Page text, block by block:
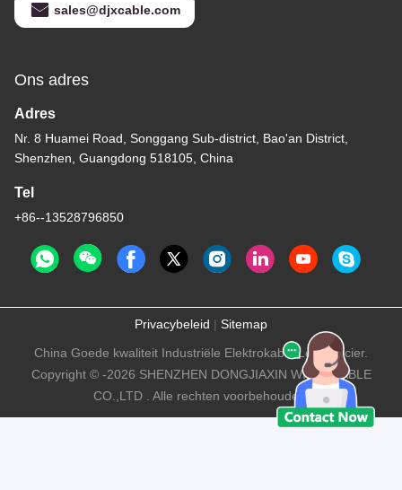
sales@djxcable.com
Ons adres
Adres
Nr. 8 Huamei Road, Songgang Sub-district, Bao'an District,
Shenzhen, Guangdong 518105, China
Tel
+86--13528796850
Privacybeleid | Sitemap
China Goede kwaliteit Industriële Elektrokabel Leverancier.
Copyright © -2026 SHENZHEN DONGJIAXIN WIRE&CABLE
CO.,LTD . Alle rechten voorbehouden.